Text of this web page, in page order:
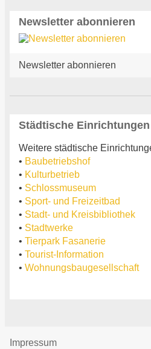
Newsletter abonnieren
Newsletter abonnieren
Städtische Einrichtungen
Weitere städtische
• Baubetriebshof
• Kulturbetrieb
• Schlossmuseum
• Sport- und Freizeitbad
• Stadt- und Kreisbibliothek
• Stadtwerke
• Tierpark Fasanerie
• Tourist-Information
• Wohnungsbaugesellschaft
Impressum